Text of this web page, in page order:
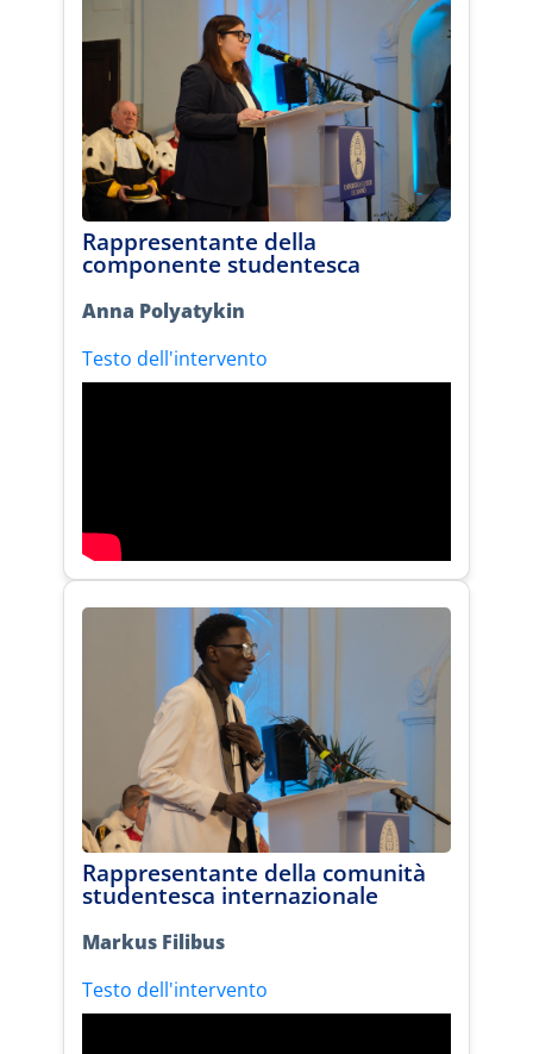
Rappresentante della
componente studentesca
Anna Polyatykin
Testo dell'intervento
Rappresentante della comunità
studentesca internazionale
Markus Filibus
Testo dell'intervento